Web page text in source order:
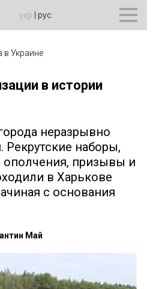
укр рус
в Украине
в истории
неразрывно
Рекрутские наборы,
ополчения, призывы и
в Харькове
с основания
Май